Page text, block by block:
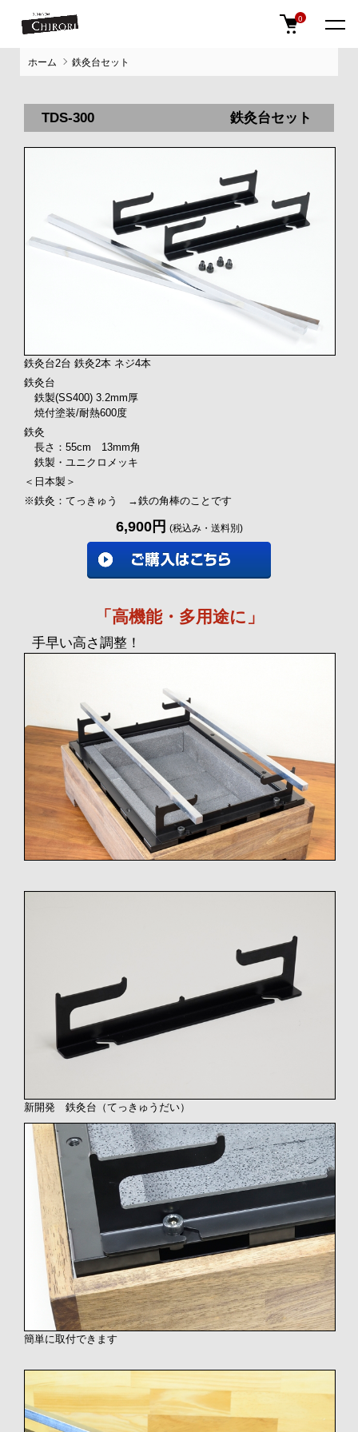
0
ホーム 鉄灸台セット
TDS-300 鉄灸台セット
鉄灸台2台 鉄灸2本 ネジ4本
鉄灸台
鉄製(SS400) 3.2mm厚
焼付塗装/耐熱600度
鉄灸
長さ：55cm 13mm角
鉄製・ユニクロメッキ
＜日本製＞
※鉄灸：てっきゅう →鉄の角棒のことです
6,900円 (税込み・送料別)
「高機能・多用途に」
手早い高さ調整！
新開発 鉄灸台（てっきゅうだい）
簡単に取付できます